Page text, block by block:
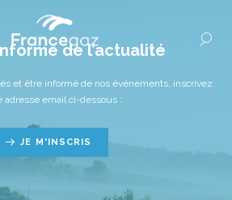
de l’actualité
et être informé de nos événements, inscrivez
adresse email ci-dessous :
JE M'INSCRIS